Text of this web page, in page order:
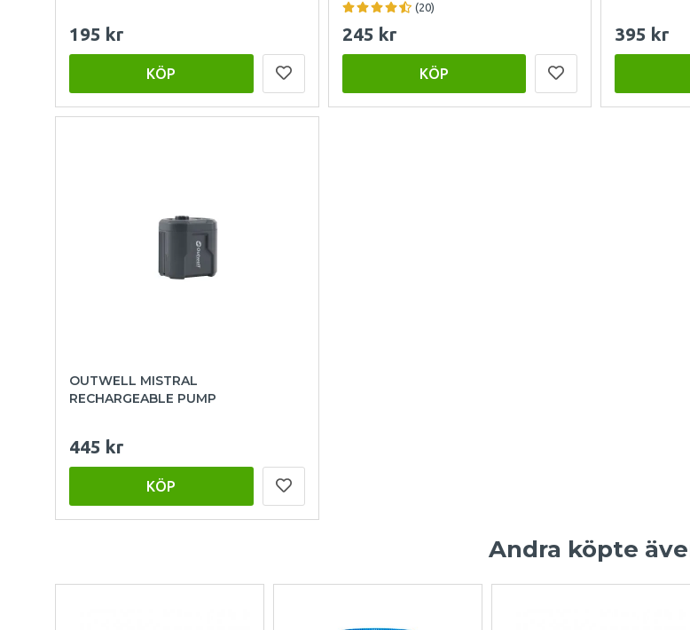
195 kr
KÖP
(20)
245 kr
KÖP
395 kr
OUTWELL MISTRAL
RECHARGEABLE PUMP
445 kr
KÖP
Andra köpte